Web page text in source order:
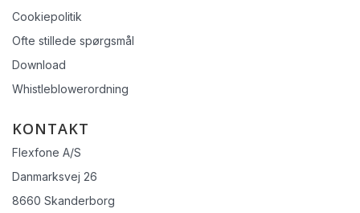
Cookiepolitik
Ofte stillede spørgsmål
Download
Whistleblowerordning
KONTAKT
Flexfone A/S
Danmarksvej 26
8660 Skanderborg